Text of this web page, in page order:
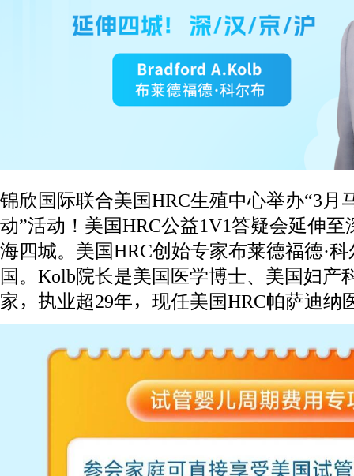
锦欣国际联合美国HRC生殖中心举办“3月
动”活动！美国HRC公益1V1答疑会延伸
海四城。美国HRC创始专家布莱德福德·
国。Kolb院长是美国医学博士、美国妇产
家，执业超29年，现任美国HRC帕萨迪纳